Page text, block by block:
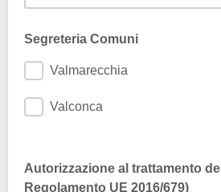
Segreteria Comuni
Valmarecchia
Valconca
Autorizzazione al trattamento
Regolamento UE 2016/679)